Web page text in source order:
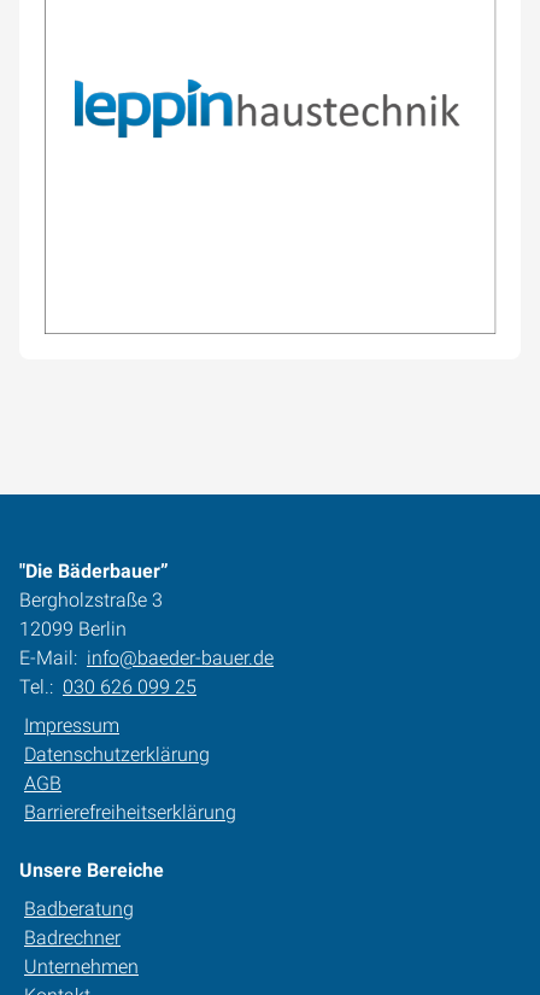
"Die Bäderbauer”
Bergholzstraße 3
12099 Berlin
E-Mail: info@baeder-bauer.de
Tel.: 030 626 099 25
Impressum
Datenschutzerklärung
AGB
Barrierefreiheitserklärung
Unsere Bereiche
Badberatung
Badrechner
Unternehmen